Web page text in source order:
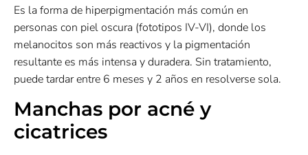
Es la forma de hiperpigmentación más común en
personas con piel oscura (fototipos IV-VI), donde los
melanocitos son más reactivos y la pigmentación
resultante es más intensa y duradera. Sin tratamiento,
puede tardar entre 6 meses y 2 años en resolverse sola.
Manchas por acné y
cicatrices